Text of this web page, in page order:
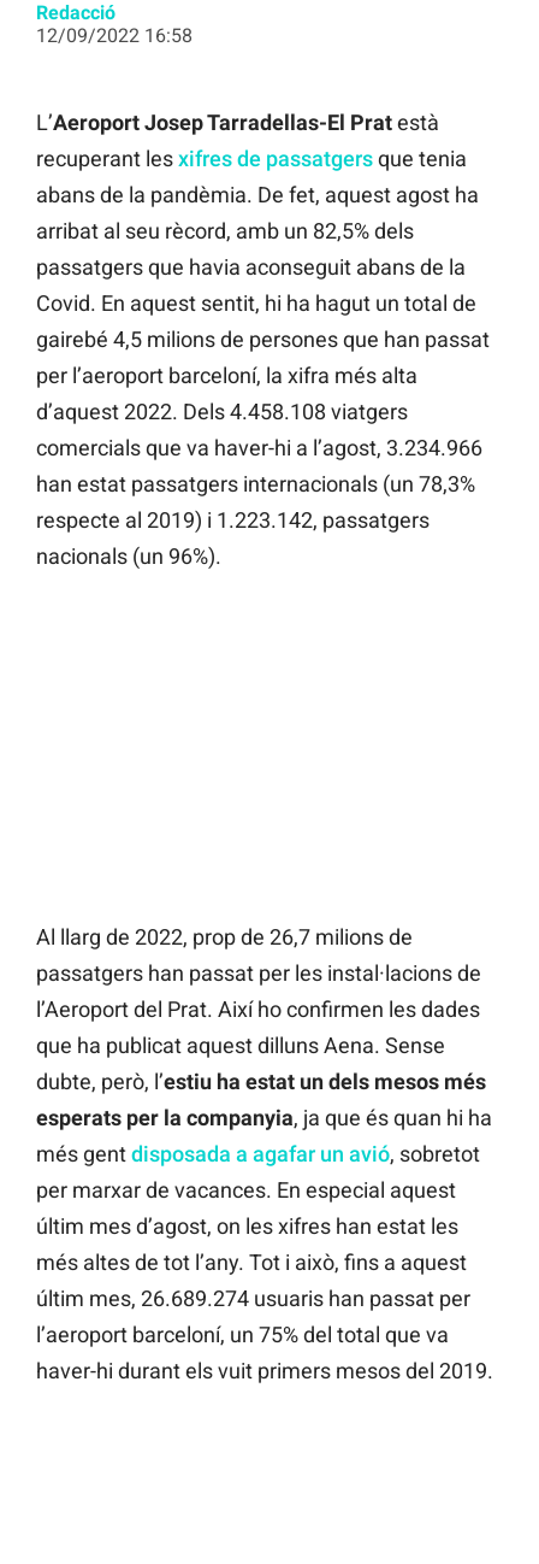
Redacció
12/09/2022 16:58
L’Aeroport Josep Tarradellas-El Pratestà
recuperant lesxifres de passatgersque tenia
abans de la pandèmia. De fet, aquest agost ha
arribat al seu rècord, amb un 82,5% dels
passatgers que havia aconseguit abans de la
Covid. En aquest sentit, hi ha hagut un total de
gairebé 4,5 milions de persones que han passat
per l’aeroport barceloní, la xifra més alta
d’aquest 2022. Dels 4.458.108 viatgers
comercials que va haver-hi a l’agost, 3.234.966
han estat passatgers internacionals (un 78,3%
respecte al 2019) i 1.223.142, passatgers
nacionals (un 96%).
Al llarg de 2022, prop de 26,7 milions de
passatgers han passat per les instal·lacions de
l’Aeroport del Prat. Així ho confirmen les dades
que ha publicat aquest dilluns Aena. Sense
dubte, però, l’estiu ha estat un dels mesos més
esperats per la companyia, ja que és quan hi ha
més gentdisposada a agafar un avió, sobretot
per marxar de vacances. En especial aquest
últim mes d’agost, on les xifres han estat les
més altes de tot l’any. Tot i això, fins a aquest
últim mes, 26.689.274 usuaris han passat per
l’aeroport barceloní, un 75% del total que va
haver-hi durant els vuit primers mesos del 2019.